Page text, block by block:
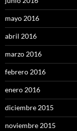
mayo 2016
abril 2016
marzo 2016
febrero 2016
enero 2016
diciembre 2015
noviembre 2015